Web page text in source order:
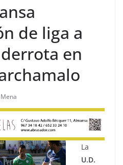
de liga a
en
La
U.D.